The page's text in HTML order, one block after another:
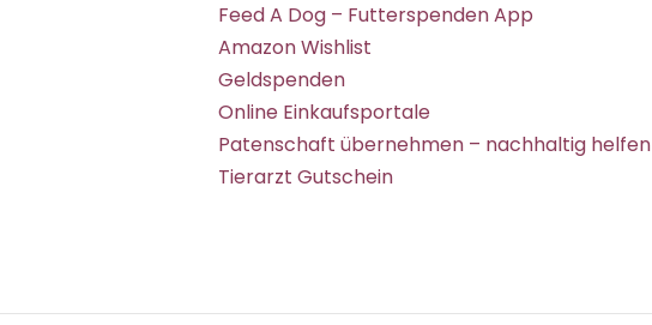
Feed A Dog – Futterspenden App
Amazon Wishlist
Geldspenden
Online Einkaufsportale
Patenschaft übernehmen – nachhaltig helfen
Tierarzt Gutschein